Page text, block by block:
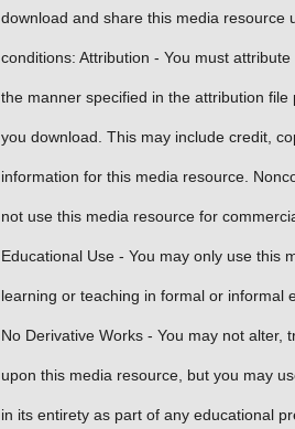
download and share this media resource
conditions: Attribution - You must
the manner specified in the attribution file
you download. This may include credit,
information for this media resource.
not use this media resource for
Educational Use - You may only use this
learning or teaching in formal or informal
No Derivative Works - You may not alter,
upon this media resource, but you may
in its entirety as part of any educational